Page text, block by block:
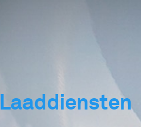
Laaddiensten